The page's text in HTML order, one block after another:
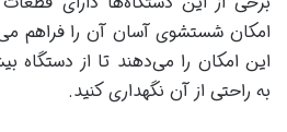
امکان شستشوی آسان آن را فراهم
این امکان را می‌دهند تا از دستگاه
به راحتی از آن نگهداری کنید.